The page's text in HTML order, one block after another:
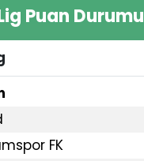
Puan Durumu
FK